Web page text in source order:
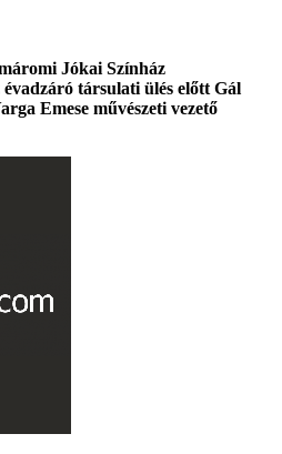
Jókai Színház
társulati ülés előtt Gál
Emese művészeti vezető